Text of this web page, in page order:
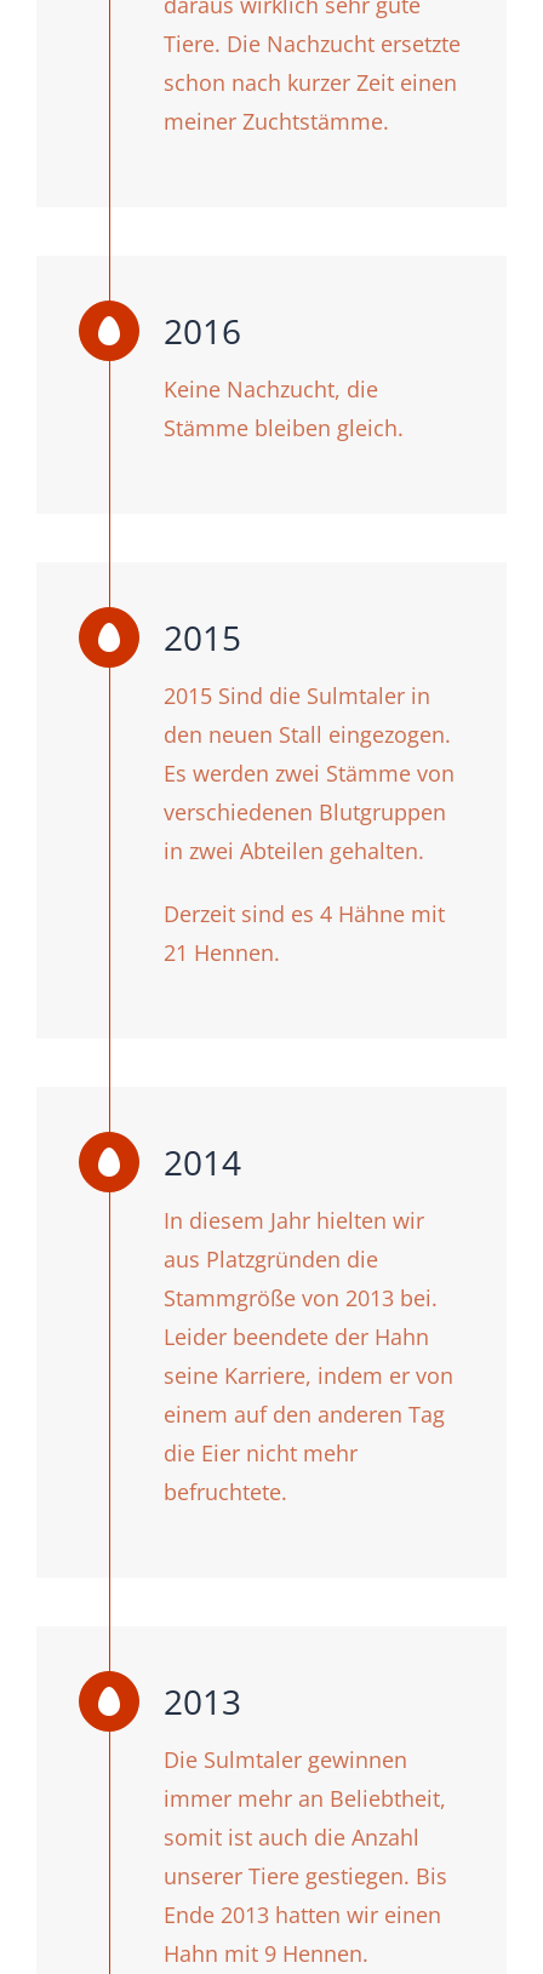
Tiere. Die Nachzucht ersetzte
schon nach kurzer Zeit einen
meiner Zuchtstämme.
2016
Keine Nachzucht, die
Stämme bleiben gleich.
2015
2015 Sind die Sulmtaler in
den neuen Stall eingezogen.
Es werden zwei Stämme von
verschiedenen Blutgruppen
in zwei Abteilen gehalten.
Derzeit sind es 4 Hähne mit
21 Hennen.
2014
In diesem Jahr hielten wir
aus Platzgründen die
Stammgröße von 2013 bei.
Leider beendete der Hahn
seine Karriere, indem er von
einem auf den anderen Tag
die Eier nicht mehr
befruchtete.
2013
Die Sulmtaler gewinnen
immer mehr an Beliebtheit,
somit ist auch die Anzahl
unserer Tiere gestiegen. Bis
Ende 2013 hatten wir einen
Hahn mit 9 Hennen.